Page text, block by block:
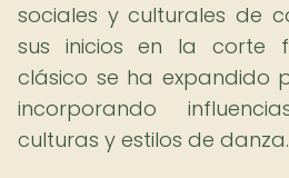
sociales y culturales de
sus inicios en la corte
clásico se ha expandido
incorporando
culturas y estilos de danza.